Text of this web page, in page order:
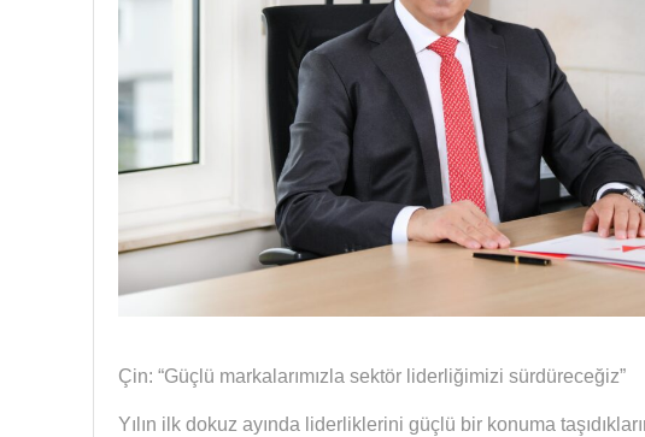
Çin: “Güçlü markalarımızla sektör liderliğimizi sürdüreceğiz”
Yılın ilk dokuz ayında liderliklerini güçlü bir konuma